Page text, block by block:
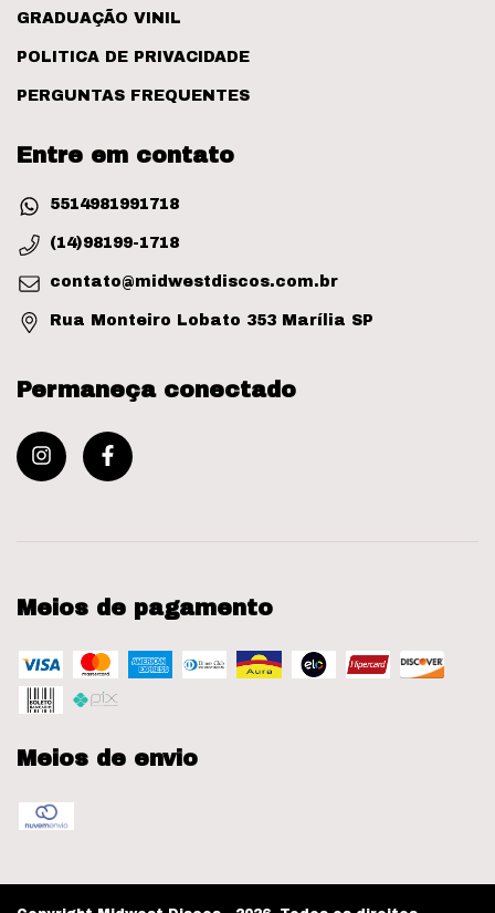
GRADUAÇÃO VINIL
POLITICA DE PRIVACIDADE
PERGUNTAS FREQUENTES
Entre em contato
5514981991718
(14)98199-1718
contato@midwestdiscos.com.br
Rua Monteiro Lobato 353 Marília SP
Permaneça conectado
Meios de pagamento
Meios de envio